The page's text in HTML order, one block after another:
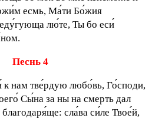
есмь, Ма́ти Бо́жия
лю́те, Ты бо еси́
Песнь 4
к нам тве́рдую любо́вь, Го́споди,
Сы́на за ны на смерть дал
сла́ва си́ле Твое́й,